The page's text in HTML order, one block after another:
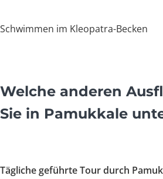
Schwimmen im Kleopatra-Becken
Welche anderen
Sie in Pamukkale
Tägliche geführte Tour durch